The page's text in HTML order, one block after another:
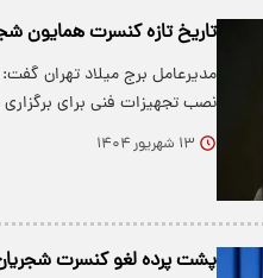
تاریخ تازه کنسرت همایون
مدیرعامل برج میلاد تهران
نصب تجهیزات فنی برای
۱۳ شهریور ۱۴۰۴
پشت پرده لغو کنسرت